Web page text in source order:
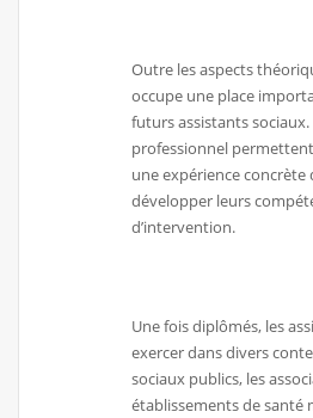
Outre les aspects
occupe une place
futurs assistants sociaux.
professionnel
une expérience
développer leurs
d’intervention.
Une fois diplômés, les
exercer dans divers
sociaux publics, les
établissements de santé